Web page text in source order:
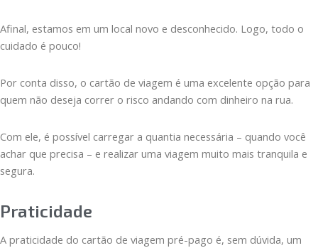
Afinal, estamos em um local novo e desconhecido. Logo, todo o
cuidado é pouco!
Por conta disso, o cartão de viagem é uma excelente opção para
quem não deseja correr o risco andando com dinheiro na rua.
Com ele, é possível carregar a quantia necessária – quando você
achar que precisa – e realizar uma viagem muito mais tranquila e
segura.
Praticidade
A praticidade do cartão de viagem pré-pago é, sem dúvida, um